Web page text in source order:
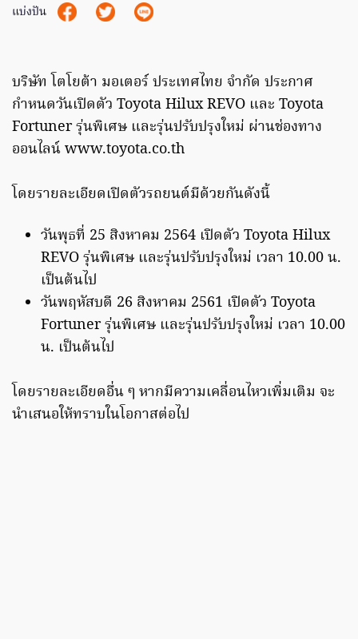
แบ่งปัน
บริษัท โตโยต้า มอเตอร์ ประเทศไทย จำกัด ประกาศ
กำหนดวันเปิดตัว Toyota Hilux REVO และ Toyota
Fortuner รุ่นพิเศษ และรุ่นปรับปรุงใหม่ ผ่านช่องทาง
ออนไลน์ www.toyota.co.th
โดยรายละเอียดเปิดตัวรถยนต์มีด้วยกันดังนี้
วันพุธที่ 25 สิงหาคม 2564 เปิดตัว Toyota Hilux
REVO รุ่นพิเศษ และรุ่นปรับปรุงใหม่ เวลา 10.00 น.
เป็นต้นไป
วันพฤหัสบดี 26 สิงหาคม 2561 เปิดตัว Toyota
Fortuner รุ่นพิเศษ และรุ่นปรับปรุงใหม่ เวลา 10.00
น. เป็นต้นไป
โดยรายละเอียดอื่น ๆ หากมีความเคลื่อนไหวเพิ่มเติม จะ
นำเสนอให้ทราบในโอกาสต่อไป